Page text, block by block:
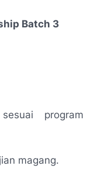
Batch 3
program
magang.